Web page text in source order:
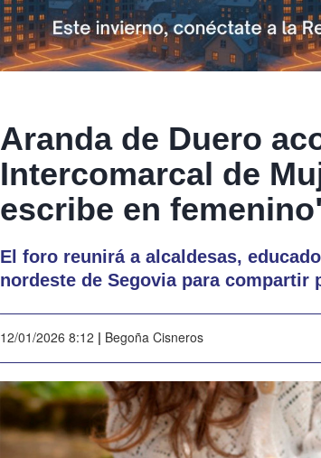
Aranda de Duero
Intercomarcal de
escribe en
El foro reunirá a alcaldesas,
nordeste de Segovia para
12/01/2026 8:12 | Begoña Cisneros